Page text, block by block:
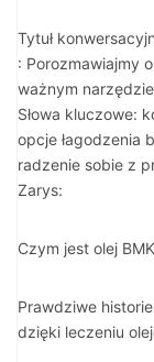
Tytuł
: Porozmawiajmy
ważnym
Słowa kluczowe:
opcje łagodzenia
radzenie sobie z
Zarys:
Czym jest olej
Prawdziwe
dzięki leczeniu